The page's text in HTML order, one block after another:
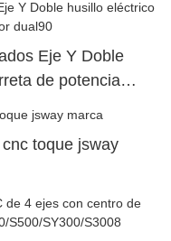
Eje Y Doble
de potencia
toque jsway